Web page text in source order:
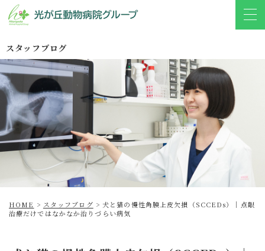
スタッフブログ
HOME > スタッフブログ >犬と猫の慢性角膜上皮欠損（SCCEDs）｜点眼
治療だけではなかなか治りづらい病気